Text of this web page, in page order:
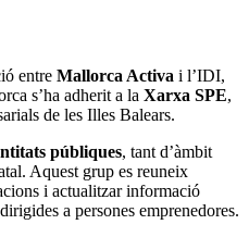
entre Mallorca Activa i l’IDI,
s’ha adherit a la Xarxa SPE,
de les Illes Balears.
públiques, tant d’àmbit
Aquest grup es reuneix
i actualitzar informació
a persones emprenedores.